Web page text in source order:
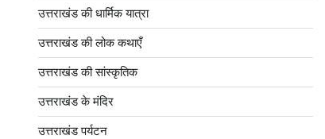
उत्तराखंड की धार्मिक यात्रा
उत्तराखंड की लोक कथाएँ
उत्तराखंड की सांस्कृतिक
उत्तराखंड के मंदिर
उत्तराखंड पर्यटन